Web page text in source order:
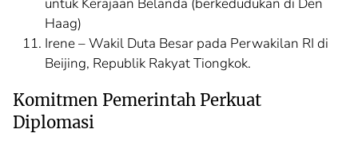
Haag)
Irene – Wakil Duta Besar pada Perwakilan RI di
Beijing, Republik Rakyat Tiongkok.
Komitmen Pemerintah Perkuat
Diplomasi